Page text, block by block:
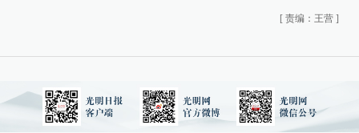
[ 责编：王营 ]